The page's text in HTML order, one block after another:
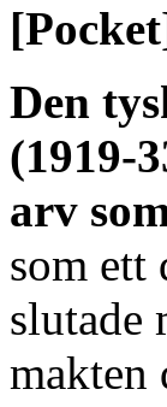
Den
(1919-
arv
som ett
slutade
makten